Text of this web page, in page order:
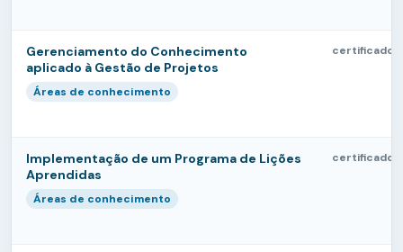
Gerenciamento do Conhecimento
aplicado à Gestão de Projetos
Áreas de conhecimento
certificado
Implementação de um Programa de Lições
Aprendidas
Áreas de conhecimento
certificado